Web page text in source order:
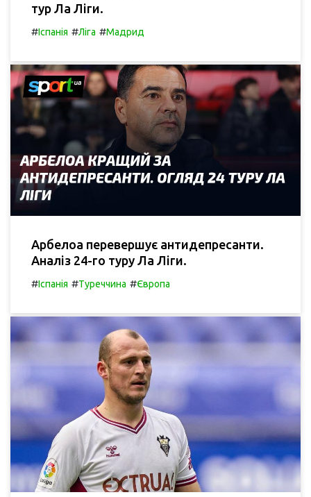
тур Ла Ліги.
#Іспанія #Ліга #Мадрид
Арбелоа перевершує антидепресанти.
Аналіз 24-го туру Ла Ліги.
#Іспанія #Туреччина #Європа